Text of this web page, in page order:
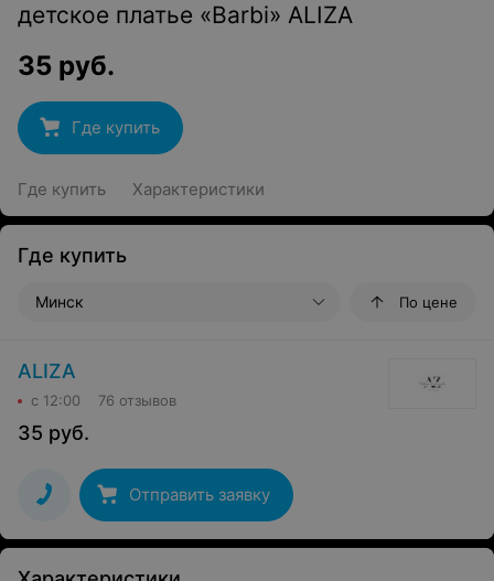
детское платье «Barbi» ALIZA
35 руб.
Где купить
Где купить Характеристики
Где купить
Минск По цене
ALIZA
с 12:00 76 отзывов
35 руб.
Отправить заявку